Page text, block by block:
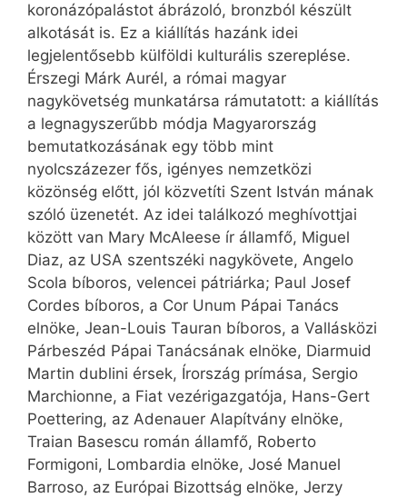
koronázópalástot ábrázoló, bronzból készült
alkotását is. Ez a kiállítás hazánk idei
legjelentősebb külföldi kulturális szereplése.
Érszegi Márk Aurél, a római magyar
nagykövetség munkatársa rámutatott: a kiállítás
a legnagyszerűbb módja Magyarország
bemutatkozásának egy több mint
nyolcszázezer fős, igényes nemzetközi
közönség előtt, jól közvetíti Szent István mának
szóló üzenetét. Az idei találkozó meghívottjai
között van Mary McAleese ír államfő, Miguel
Diaz, az USA szentszéki nagykövete, Angelo
Scola bíboros, velencei pátriárka; Paul Josef
Cordes bíboros, a Cor Unum Pápai Tanács
elnöke, Jean-Louis Tauran bíboros, a Vallásközi
Párbeszéd Pápai Tanácsának elnöke, Diarmuid
Martin dublini érsek, Írország prímása, Sergio
Marchionne, a Fiat vezérigazgatója, Hans-Gert
Poettering, az Adenauer Alapítvány elnöke,
Traian Basescu román államfő, Roberto
Formigoni, Lombardia elnöke, José Manuel
Barroso, az Európai Bizottság elnöke, Jerzy